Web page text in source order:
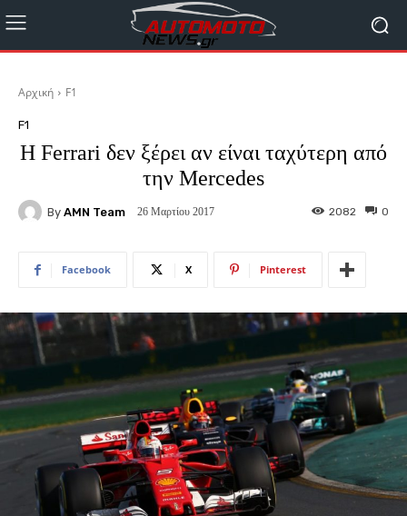
Αρχική F1
F1
H Ferrari δεν ξέρει αν είναι ταχύτερη από
την Mercedes
By AMN Team 26 Μαρτίου 2017 0
2082
Facebook X Pinterest